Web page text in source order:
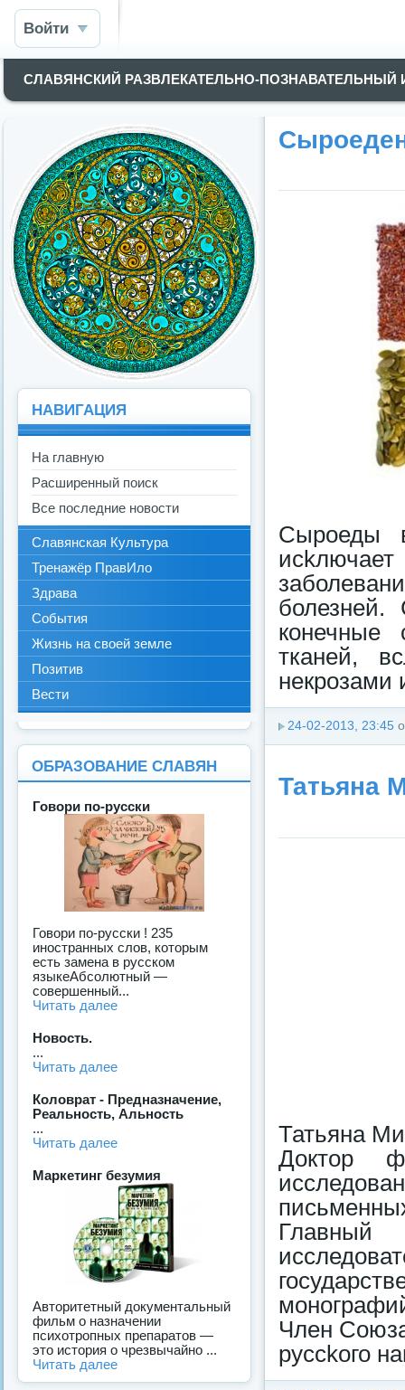
Войти
СЛАВЯНСКИЙ РАЗВЛЕКАТЕЛЬНО-
Сыроеды
конечные
тканей,
некрозами
24-02-2013, 23:45
Татьяна
Татьяна
Доктор
Член
русckого
НАВИГАЦИЯ
На главную
Расширенный поиск
Все последние новости
Славянская Культура
Тренажёр ПравИло
Здрава
События
Жизнь на своей земле
Позитив
Вести
ОБРАЗОВАНИЕ СЛАВЯН
Говори по-русски
Говори по-русски ! 235
иностранных слов, которым
есть замена в русском
языкеАбсолютный —
совершенный...
Читать далее
Новость.
...
Читать далее
Коловрат - Предназначение,
Реальность, Альность
...
Читать далее
Маркетинг безумия
Авторитетный документальный
фильм о назначении
психотропных препаратов —
это история о чрезвычайно ...
Читать далее